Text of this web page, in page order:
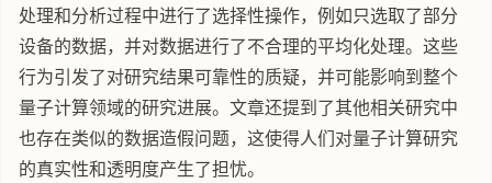
处理和分析过程中进行了选择性操作，例如只选取了部分
设备的数据，并对数据进行了不合理的平均化处理。这些
行为引发了对研究结果可靠性的质疑，并可能影响到整个
量子计算领域的研究进展。文章还提到了其他相关研究中
也存在类似的数据造假问题，这使得人们对量子计算研究
的真实性和透明度产生了担忧。